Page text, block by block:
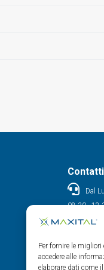
Per fornire le
accedere alle
elaborare dati come
Contatti
Dal
08.30 -
0522/